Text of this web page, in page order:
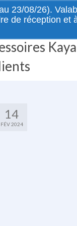
23/08/26).
de réception et
:
14
FÉV 2024